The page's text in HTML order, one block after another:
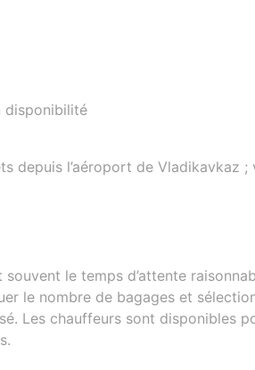
disponibilité
depuis l’aéroport de Vladikavkaz ;
le temps d’attente
le nombre de bagages et
Les chauffeurs sont disponibles